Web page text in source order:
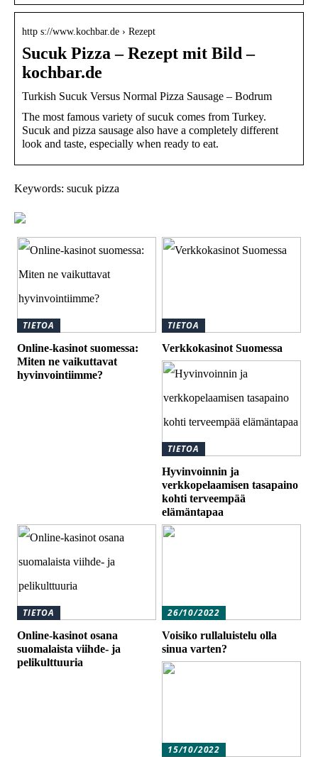
http s://www.kochbar.de › Rezept
Sucuk Pizza – Rezept mit Bild –
kochbar.de
Turkish Sucuk Versus Normal Pizza Sausage – Bodrum
The most famous variety of sucuk comes from Turkey.
Sucuk and pizza sausage also have a completely different
look and taste, especially when ready to eat.
Keywords: sucuk pizza
TIETOA
Online-kasinot suomessa:
Miten ne vaikuttavat
hyvinvointiimme?
TIETOA
Verkkokasinot Suomessa
TIETOA
Hyvinvoinnin ja
verkkopelaamisen tasapaino
kohti terveempää
elämäntapaa
TIETOA
Online-kasinot osana
suomalaista viihde- ja
pelikulttuuria
26/10/2022
Voisiko rullaluistelu olla
sinua varten?
15/10/2022